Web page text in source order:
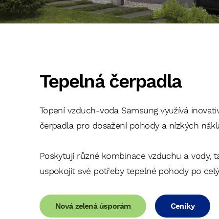
Tepelná čerpadla
Topení vzduch-voda Samsung využívá
čerpadla pro dosažení pohody a nízkých
Poskytují různé kombinace vzduchu a vody,
uspokojit své potřeby tepelné pohody po
Nová zelená úsporám Ceníky
5. Odešlete poptávku a počkejte
me za vyplnění
muláře,
me,
m
může k následné
ňte,
zpracováním